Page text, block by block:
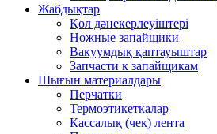
Жабдықтар
Қол дәнекерлеуіштері
Ножные запайщики
Вакуумдық қаптауыштар
Запчасти к запайщикам
Шығын материалдары
Перчатки
Термоэтикеткалар
Кассалық (чек) лента